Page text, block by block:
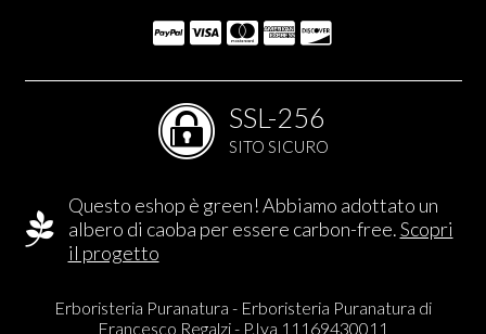
SSL-256
SITO SICURO
Questo eshop è green! Abbiamo adottato un
albero di caoba per essere carbon-free.Scopri
il progetto
Erboristeria Puranatura - Erboristeria Puranatura di
Francesco Regalzi - P.Iva 11169430011